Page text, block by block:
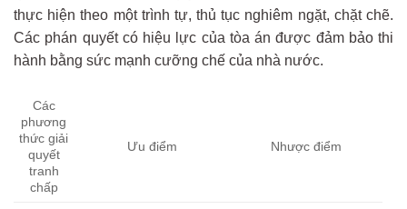
thực hiện theo một trình tự, thủ tục nghiêm ngặt, chặt chẽ.
Các phán quyết có hiệu lực của tòa án được đảm bảo thi
hành bằng sức mạnh cưỡng chế của nhà nước.
Các
phương
thức giải
quyết
tranh
chấp
Ưu điểm Nhược điểm